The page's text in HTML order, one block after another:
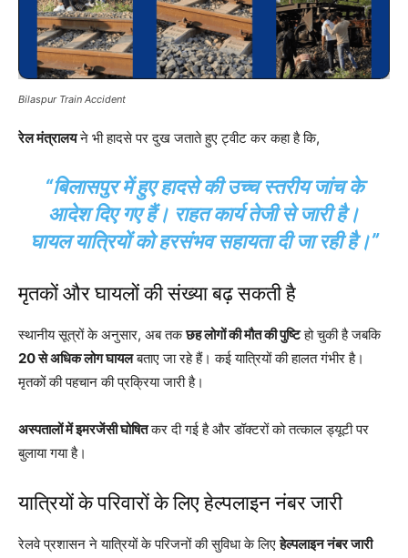
Bilaspur Train Accident
रेल मंत्रालयने भी हादसे पर दुख जताते हुए ट्वीट कर कहा है कि,
“बिलासपुर में हुए हादसे की उच्च स्तरीय जांच के
आदेश दिए गए हैं। राहत कार्य तेजी से जारी है।
घायल यात्रियों को हरसंभव सहायता दी जा रही है।”
मृतकों और घायलों की संख्या बढ़ सकती है
स्थानीय सूत्रों के अनुसार, अब तकछह लोगों की मौत की पुष्टिहो चुकी है जबकि
20 से अधिक लोग घायलबताए जा रहे हैं। कई यात्रियों की हालत गंभीर है।
मृतकों की पहचान की प्रक्रिया जारी है।
अस्पतालों में इमरजेंसी घोषितकर दी गई है और डॉक्टरों को तत्काल ड्यूटी पर
बुलाया गया है।
यात्रियों के परिवारों के लिए हेल्पलाइन नंबर जारी
रेलवे प्रशासन ने यात्रियों के परिजनों की सुविधा के लिएहेल्पलाइन नंबर जारी